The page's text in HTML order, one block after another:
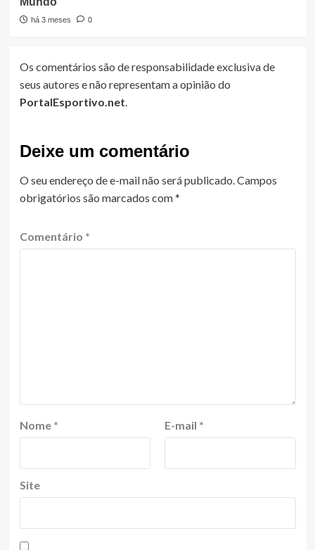
há 3 meses 0
Os comentários são de responsabilidade exclusiva de
seus autores e não representam a opinião do
PortalEsportivo.net.
Deixe um comentário
O seu endereço de e-mail não será publicado.Campos
obrigatórios são marcados com*
Comentário *
Nome * E-mail *
Site